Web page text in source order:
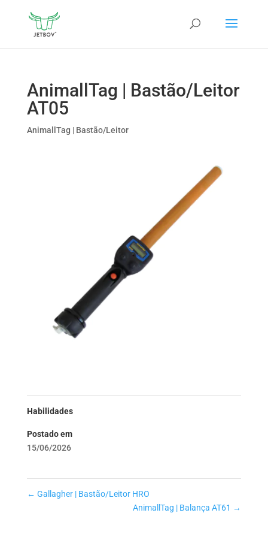
AnimallTag | Bastão/Leitor
AT05
AnimallTag | Bastão/Leitor
Habilidades
Postado em
15/06/2026
← Gallagher | Bastão/Leitor HRO
AnimallTag | Balança AT61 →